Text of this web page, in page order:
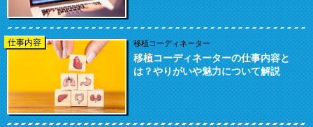
仕事内容 移植コーディネーター
移植コーディネーターの仕事内容と
は？やりがいや魅力について解説